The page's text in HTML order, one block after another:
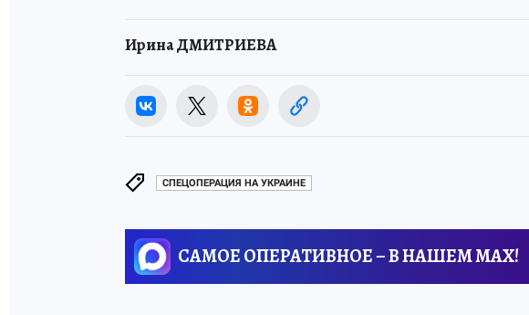
Ирина ДМИТРИЕВА
СПЕЦОПЕРАЦИЯ НА УКРАИНЕ
САМОЕ ОПЕРАТИВНОЕ – В НАШЕМ MAX!